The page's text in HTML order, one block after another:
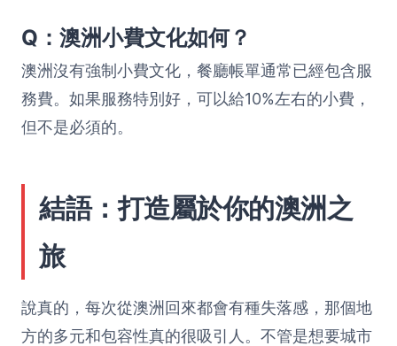
Q：澳洲小費文化如何？
澳洲沒有強制小費文化，餐廳帳單通常已經包含服
務費。如果服務特別好，可以給10%左右的小費，
但不是必須的。
結語：打造屬於你的澳洲之
旅
說真的，每次從澳洲回來都會有種失落感，那個地
方的多元和包容性真的很吸引人。不管是想要城市